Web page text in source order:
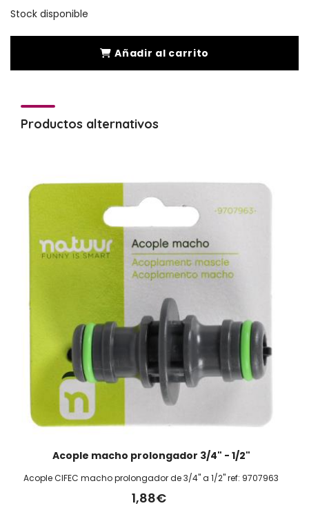
Stock disponible
Añadir al carrito
Productos alternativos
Acople macho prolongador 3/4" - 1/2"
Acople CIFEC macho prolongador de 3/4" a 1/2" ref: 9707963
1,88€